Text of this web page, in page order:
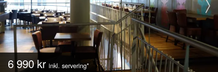
6 990 kr inkl. servering*